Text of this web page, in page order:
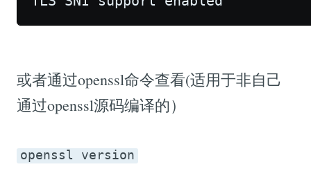
或者通过openssl命令查看(适用于非自己
通过openssl源码编译的）
openssl version